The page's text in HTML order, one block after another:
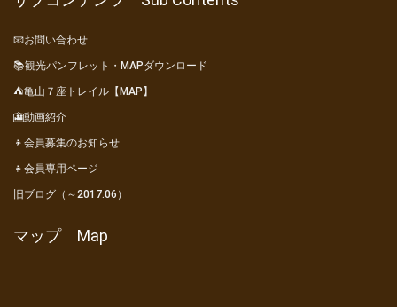
📧お問い合わせ
📚観光パンフレット・MAPダウンロード
⛺亀山７座トレイル【MAP】
🎦動画紹介
👦会員募集のお知らせ
👧会員専用ページ
旧ブログ（～2017.06）
マップ Map